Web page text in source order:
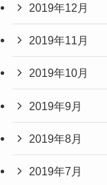
2019年12月
2019年11月
2019年10月
2019年9月
2019年8月
2019年7月